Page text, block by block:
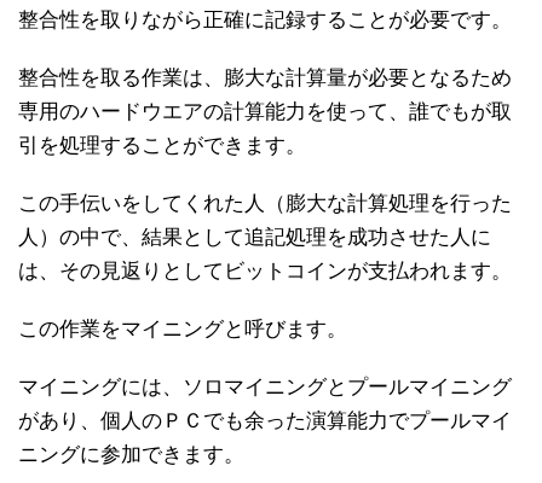
整合性を取りながら正確に記録することが必要です。
整合性を取る作業は、膨大な計算量が必要となるため
専用のハードウエアの計算能力を使って、誰でもが取
引を処理することができます。
この手伝いをしてくれた人（膨大な計算処理を行った
人）の中で、結果として追記処理を成功させた人に
は、その見返りとしてビットコインが支払われます。
この作業をマイニングと呼びます。
マイニングには、ソロマイニングとプールマイニング
があり、個人のＰＣでも余った演算能力でプールマイ
ニングに参加できます。